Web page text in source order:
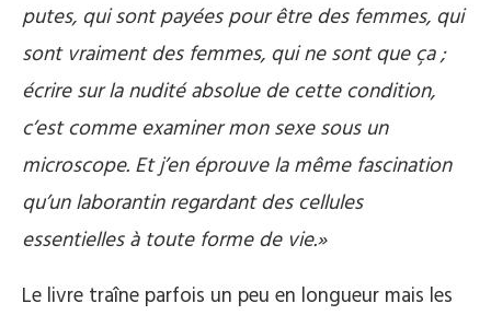
putes, qui sont payées pour être des femmes, qui
sont vraiment des femmes, qui ne sont que ça ;
écrire sur la nudité absolue de cette condition,
c’estcomme examiner mon sexe sous un
microscope. Et j’en éprouve la même fascination
qu’un laborantin regardant des cellules
essentielles à toute forme de vie.»
Le livre traîne parfois un peu en longueur mais les